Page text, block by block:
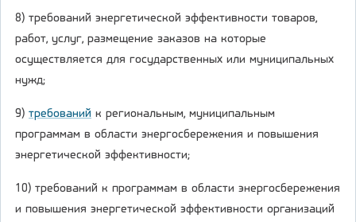
8) требований энергетической эффективности товаров,
работ, услуг, размещение заказов на которые
осуществляется для государственных или муниципальных
нужд;
9) требований к региональным, муниципальным
программам в области энергосбережения и повышения
энергетической эффективности;
10) требований к программам в области энергосбережения
и повышения энергетической эффективности организаций